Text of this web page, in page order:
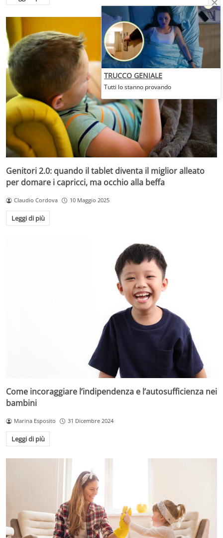
Genitori 2.0: quando il tablet diventa il miglior alleato
per domare i capricci, ma occhio alla beffa
Claudio Cordova 10 Maggio 2025
Leggi di più
Come incoraggiare l’indipendenza e l’autosufficienza nei
bambini
Marina Esposito 31 Dicembre 2024
Leggi di più
TRUCCO GENIALE
Tutti lo stanno provando